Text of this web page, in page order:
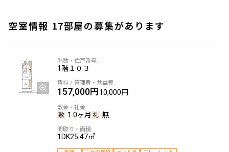
空室情報 17部屋の募集があります
1階 １０３
157,000円10,000円
1.0ヶ月 無
1DK25.47㎡